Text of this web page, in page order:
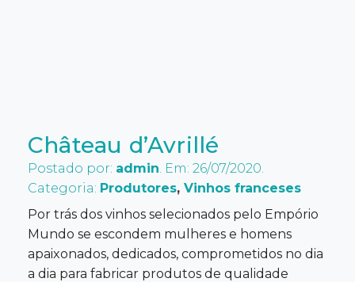
Château d’Avrillé
Postado por: admin. Em: 26/07/2020.
Categoria: Produtores, Vinhos franceses
Por trás dos vinhos selecionados pelo Empório
Mundo se escondem mulheres e homens
apaixonados, dedicados, comprometidos no dia
a dia para fabricar produtos de qualidade